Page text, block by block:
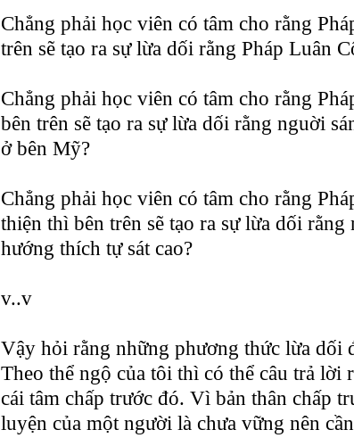
Chẳng phải học viên có tâm cho rằng
trên sẽ tạo ra sự lừa dối rằng Pháp Luân
Chẳng phải học viên có tâm cho rằng
bên trên sẽ tạo ra sự lừa dối rằng nguời
ở bên Mỹ?
Chẳng phải học viên có tâm cho rằng
thiện thì bên trên sẽ tạo ra sự lừa dối
hướng thích tự sát cao?
v..v
Vậy hỏi rằng những phương thức lừa dối
Theo thể ngộ của tôi thì có thể câu trả lời
cái tâm chấp trước đó. Vì bản thân chấp
luyện của một người là chưa vững nên